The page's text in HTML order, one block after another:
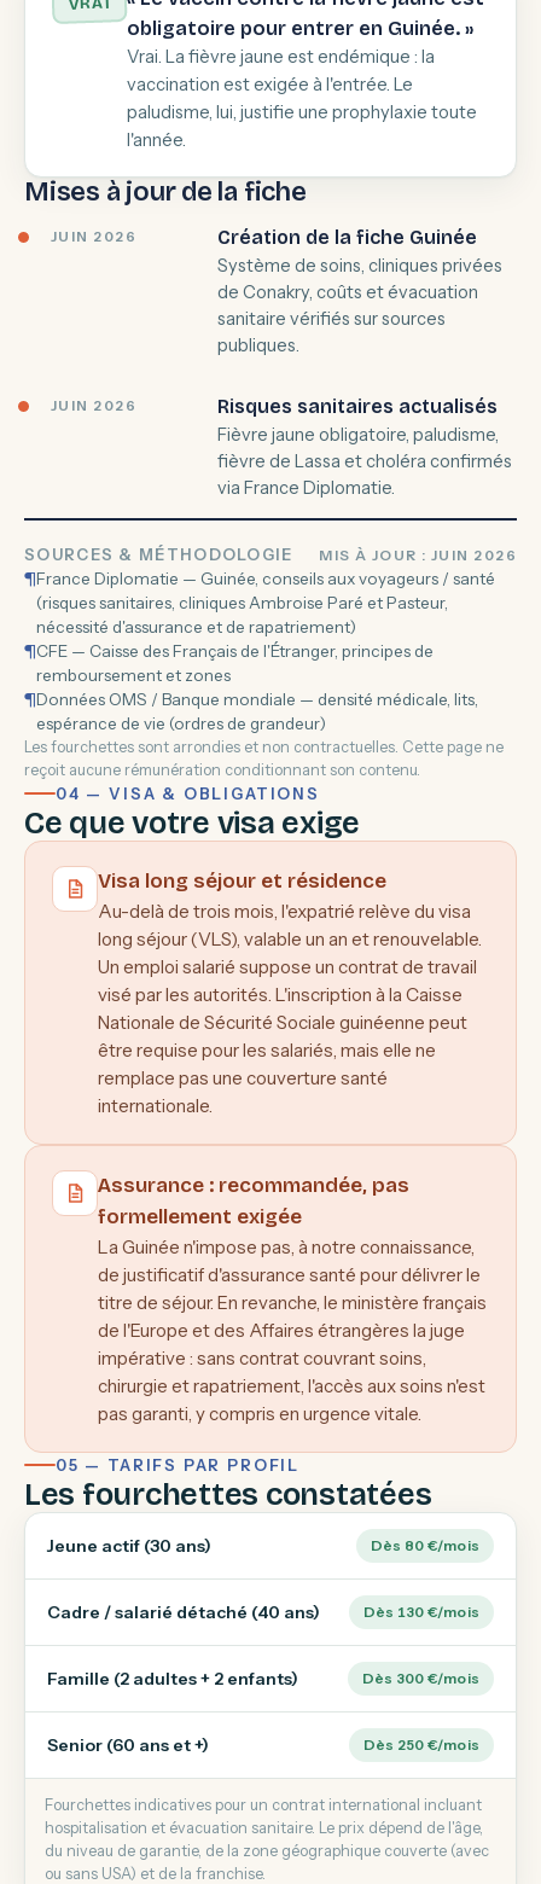
obligatoire pour entrer en Guinée. »
Vrai. La fièvre jaune est endémique : la
vaccination est exigée à l'entrée. Le
paludisme, lui, justifie une prophylaxie toute
l'année.
Mises à jour de la fiche
JUIN 2026 Création de la fiche Guinée
Système de soins, cliniques privées
de Conakry, coûts et évacuation
sanitaire vérifiés sur sources
publiques.
JUIN 2026 Risques sanitaires actualisés
Fièvre jaune obligatoire, paludisme,
fièvre de Lassa et choléra confirmés
via France Diplomatie.
SOURCES & MÉTHODOLOGIE MIS À JOUR : JUIN 2026
¶France Diplomatie — Guinée, conseils aux voyageurs / santé
(risques sanitaires, cliniques Ambroise Paré et Pasteur,
nécessité d'assurance et de rapatriement)
¶CFE — Caisse des Français de l'Étranger, principes de
remboursement et zones
¶Données OMS / Banque mondiale — densité médicale, lits,
espérance de vie (ordres de grandeur)
Les fourchettes sont arrondies et non contractuelles. Cette page ne
reçoit aucune rémunération conditionnant son contenu.
04 — VISA & OBLIGATIONS
Ce que votre visa exige
Visa long séjour et résidence
Au-delà de trois mois, l'expatrié relève du visa
long séjour (VLS), valable un an et renouvelable.
Un emploi salarié suppose un contrat de travail
visé par les autorités. L'inscription à la Caisse
Nationale de Sécurité Sociale guinéenne peut
être requise pour les salariés, mais elle ne
remplace pas une couverture santé
internationale.
Assurance : recommandée, pas
formellement exigée
La Guinée n'impose pas, à notre connaissance,
de justificatif d'assurance santé pour délivrer le
titre de séjour. En revanche, le ministère français
de l'Europe et des Affaires étrangères la juge
impérative : sans contrat couvrant soins,
chirurgie et rapatriement, l'accès aux soins n'est
pas garanti, y compris en urgence vitale.
05 — TARIFS PAR PROFIL
Les fourchettes constatées
Jeune actif (30 ans) Dès 80 €/mois
Cadre / salarié détaché (40 ans) Dès 130 €/mois
Famille (2 adultes + 2 enfants) Dès 300 €/mois
Senior (60 ans et +) Dès 250 €/mois
Fourchettes indicatives pour un contrat international incluant
hospitalisation et évacuation sanitaire. Le prix dépend de l'âge,
du niveau de garantie, de la zone géographique couverte (avec
ou sans USA) et de la franchise.